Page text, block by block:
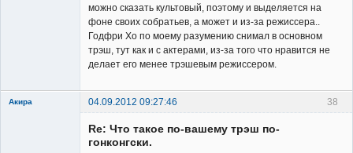
можно сказать культовый, поэтому и выделяется на
фоне своих собратьев, а может и из-за режиссера..
Годфри Хо по моему разумению снимал в основном
трэш, тут как и с актерами, из-за того что нравится не
делает его менее трэшевым режиссером.
38
Акира 04.09.2012 09:27:46
Re: Что такое по-вашему трэш по-
гонконгски.